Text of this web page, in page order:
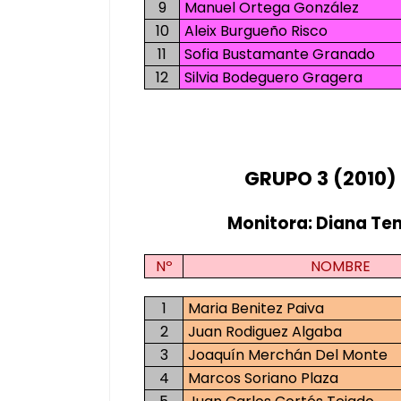
9
Manuel Ortega González
10
Aleix Burgueño Risco
11
Sofia Bustamante Granado
12
Silvia Bodeguero Gragera
GRUPO 3 (2010)
Monitora: Diana
Nº NOMBRE
1
Maria Benitez Paiva
2
Juan Rodiguez Algaba
3
Joaquín Merchán Del Monte
4
Marcos Soriano Plaza